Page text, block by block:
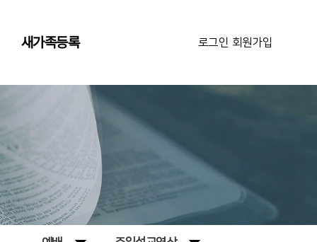
새가족등록 로그인 회원가입